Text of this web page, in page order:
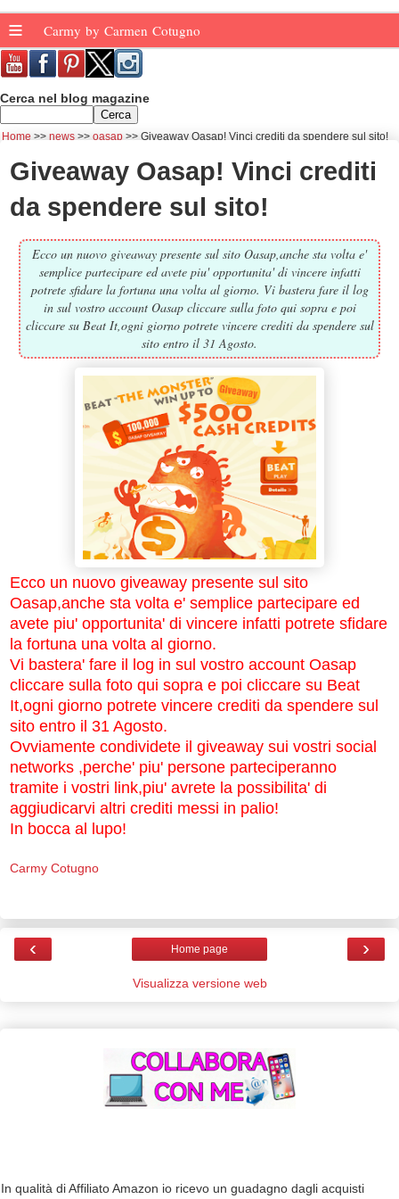
≡ Carmy by Carmen Cotugno
Cerca nel blog magazine
Home news oasap Giveaway Oasap! Vinci crediti da spendere sul sito!
Giveaway Oasap! Vinci crediti
da spendere sul sito!
Ecco un nuovo giveaway presente sul sito Oasap,anche sta volta e'
semplice partecipare ed avete piu' opportunita' di vincere infatti
potrete sfidare la fortuna una volta al giorno. Vi bastera fare il log
in sul vostro account Oasap cliccare sulla foto qui sopra e poi
cliccare su Beat It,ogni giorno potrete vincere crediti da spendere sul
sito entro il 31 Agosto.
Ecco un nuovo giveaway presente sul sito
Oasap,anche sta volta e' semplice partecipare ed
avete piu' opportunita' di vincere infatti potrete sfidare
la fortuna una volta al giorno.
Vi bastera' fare il log in sul vostro account Oasap
cliccare sulla foto qui sopra e poi cliccare su Beat
It,ogni giorno potrete vincere crediti da spendere sul
sito entro il 31 Agosto.
Ovviamente condividete il giveaway sui vostri social
networks ,perche' piu' persone parteciperanno
tramite i vostri link,piu' avrete la possibilita' di
aggiudicarvi altri crediti messi in palio!
In bocca al lupo!
Carmy Cotugno
‹ ›
Home page
Visualizza versione web
In qualità di Affiliato Amazon io ricevo un guadagno dagli acquisti